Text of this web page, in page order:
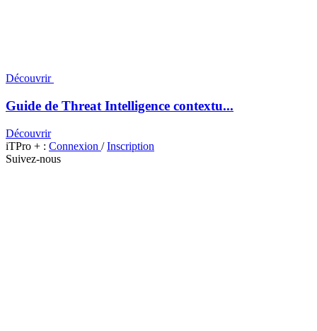
Découvrir
Guide de Threat Intelligence contextu...
Découvrir
iTPro + : Connexion /Inscription
Suivez-nous